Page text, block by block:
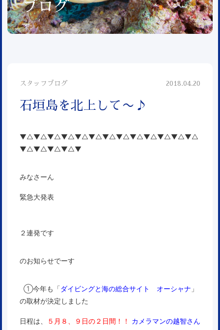
ブログ
スタッフブログ 2018.04.20
石垣島を北上して〜♪
▼△▼△▼△▼△▼△▼△▼△▼△▼△▼△▼△▼△▼△
▼△▼△▼△▼△▼
みなさーん
緊急大発表
２連発です
のお知らせでーす
①今年も「ダイビングと海の総合サイト オーシャナ 」
の取材が決定しました
日程は、 ５月８、９日の２日間 ！！
カメラマンの越智さん